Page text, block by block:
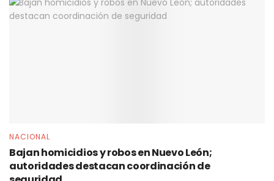
NACIONAL
Bajan homicidios y robos en Nuevo León;
autoridades destacan coordinación de